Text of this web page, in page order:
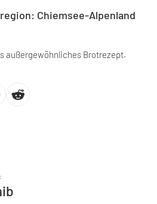
Chiemsee-Alpenland
außergewöhnliches Brotrezept.